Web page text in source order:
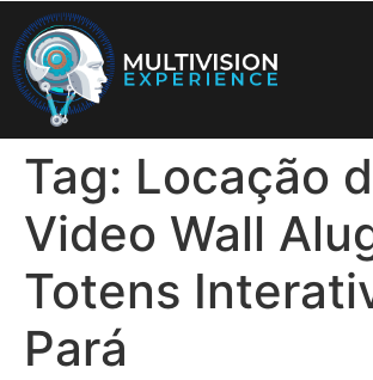
Tag: Locação
Video Wall
Totens
Pará